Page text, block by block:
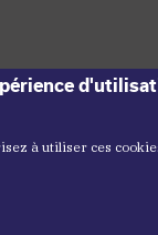
à utiliser ces